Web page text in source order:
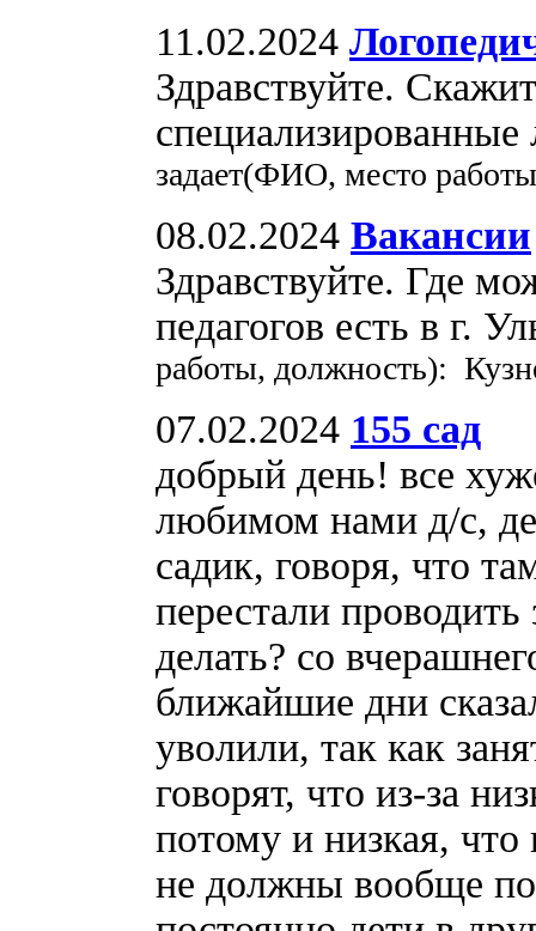
11.02.2024
Здравствуйте.
задает(ФИО, место
08.02.2024 Вакансии
Здравствуйте. Где
педагогов есть в г.
работы, должность):
07.02.2024 155 сад
добрый день! все
любимом нами д/с,
садик, говоря, что
перестали
делать? со
ближайшие дни
уволили, так как
говорят, что из-за
потому и низкая, что
не должны вообще